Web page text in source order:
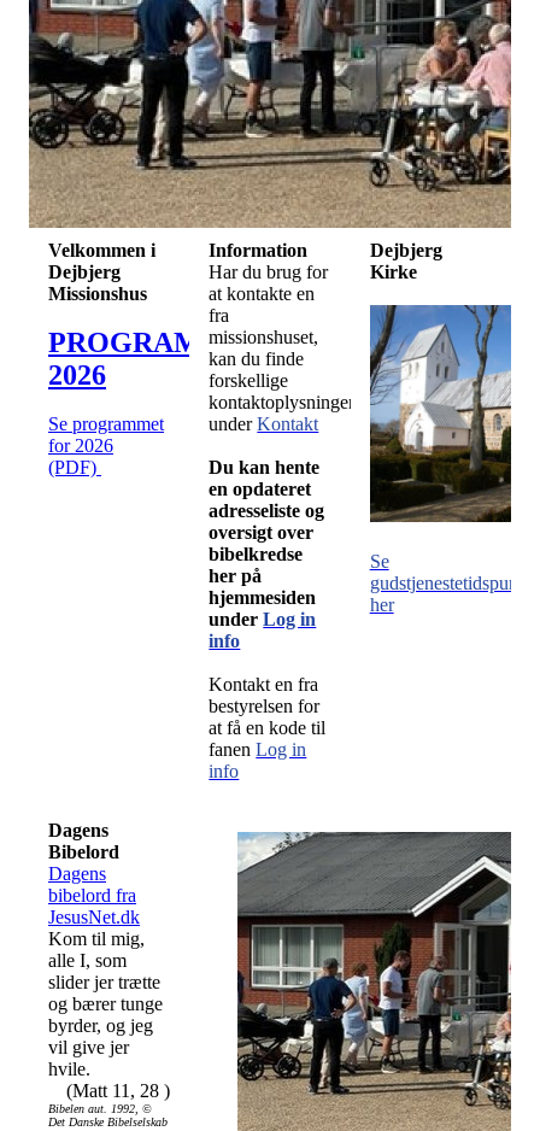
Velkommen i
Dejbjerg
Missionshus
PROGRAM
2026
Se programmet
for 2026
(PDF)
Information
Har du brug for
at kontakte en
fra
missionshuset,
kan du finde
forskellige
kontaktoplysninger
underKontakt
Du kan hente
en opdateret
adresseliste og
oversigt over
bibelkredse
her på
hjemmesiden
underLog in
info
Kontakt en fra
bestyrelsen for
at få en kode til
fanenLog in
info
Dejbjerg
Kirke
Se
her
Dagens
Bibelord
Dagens
bibelord fra
JesusNet.dk
Kom til mig,
alle I, som
slider jer trætte
og bærer tunge
byrder, og jeg
vil give jer
hvile.
(Matt 11, 28 )
Bibelen aut. 1992, ©
Det Danske Bibelselskab